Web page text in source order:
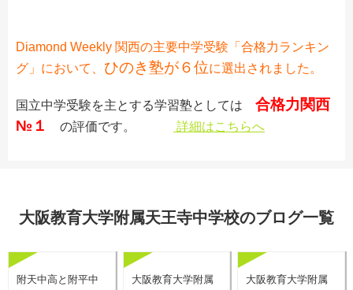
Diamond Weekly 関西の主要中学受験「合格力ランキン
グ」において、 ひのき塾が６位に選出されました。
国立中学受験を主とする学習塾としては 合格力関西
№１
の評価です。 詳細はこちらへ
大阪教育大学附属天王寺中学校のブログ一覧
附天中高と附平中
大阪教育大学附属
大阪教育大学附属